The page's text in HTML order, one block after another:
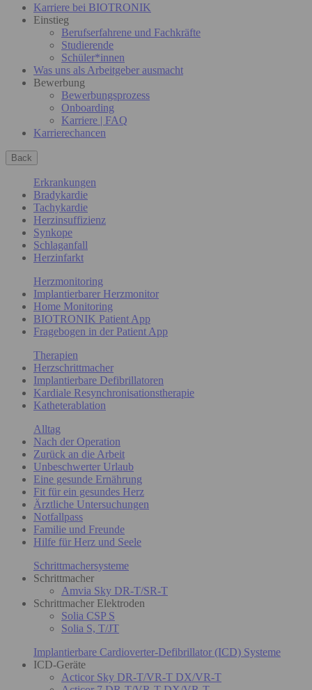
Karriere bei BIOTRONIK
Einstieg
Berufserfahrene und Fachkräfte
Studierende
Schüler*innen
Was uns als Arbeitgeber ausmacht
Bewerbung
Bewerbungsprozess
Onboarding
Karriere | FAQ
Karrierechancen
Back
Erkrankungen
Bradykardie
Tachykardie
Herzinsuffizienz
Synkope
Schlaganfall
Herzinfarkt
Herzmonitoring
Implantierbarer Herzmonitor
Home Monitoring
BIOTRONIK Patient App
Fragebogen in der Patient App
Therapien
Herzschrittmacher
Implantierbare Defibrillatoren
Kardiale Resynchronisationstherapie
Katheterablation
Alltag
Nach der Operation
Zurück an die Arbeit
Unbeschwerter Urlaub
Eine gesunde Ernährung
Fit für ein gesundes Herz
Ärztliche Untersuchungen
Notfallpass
Familie und Freunde
Hilfe für Herz und Seele
Schrittmachersysteme
Schrittmacher
Amvia Sky DR-T/SR-T
Schrittmacher Elektroden
Solia CSP S
Solia S, T/JT
Implantierbare Cardioverter-Defibrillator (ICD) Systeme
ICD-Geräte
Acticor Sky DR-T/VR-T DX/VR-T